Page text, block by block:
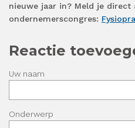
nieuwe jaar in? Meld je direct
ondernemerscongres:
Reactie
Uw naam
Onderwerp